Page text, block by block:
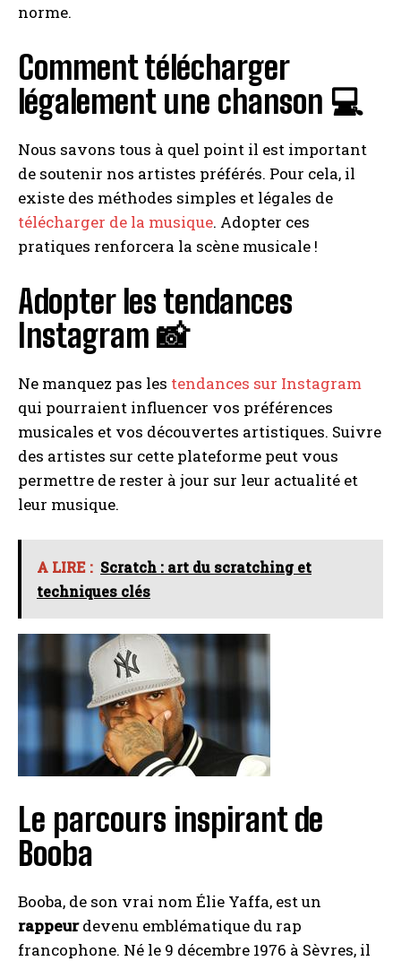
I WANT IN
I've read and accept the Privacy Policy
A LIRE :
Sample : définition et usage dans la prod
hip-hop
norme.
Comment télécharger
légalement une chanson 💻
Nous savons tous à quel point il est important
de soutenir nos artistes préférés. Pour cela, il
existe des méthodes simples et légales de
télécharger de la musique. Adopter ces
pratiques renforcera la scène musicale !
Adopter les tendances
Instagram 📸
Ne manquez pas les tendances sur Instagram
qui pourraient influencer vos préférences
musicales et vos découvertes artistiques. Suivre
des artistes sur cette plateforme peut vous
permettre de rester à jour sur leur actualité et
leur musique.
A LIRE : Scratch : art du scratching et
techniques clés
Le parcours inspirant de
Booba
Booba, de son vrai nom Élie Yaffa, est un
rappeurdevenu emblématique du rap
francophone. Né le 9 décembre 1976 à Sèvres, il